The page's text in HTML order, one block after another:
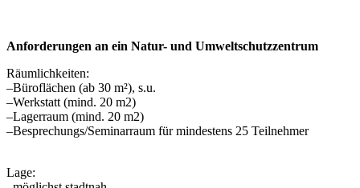
Anforderungen an ein Natur- und Umweltschutzzentrum
Räumlichkeiten:
–Büroflächen (ab 30 m²), s.u.
–Werkstatt (mind. 20 m2)
–Lagerraum (mind. 20 m2)
–Besprechungs/Seminarraum für mindestens 25 Teilnehmer
Lage: